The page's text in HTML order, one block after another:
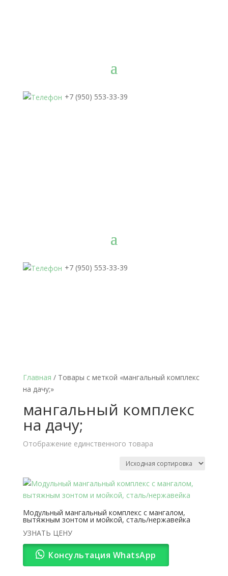
+7 (950) 553-33-39
+7 (950) 553-33-39
Главная / Товары с меткой «мангальный комплекс
на дачу;»
мангальный комплекс
на дачу;
Отображение единственного товара
Модульный мангальный комплекс с мангалом,
вытяжным зонтом и мойкой, сталь/нержавейка
УЗНАТЬ ЦЕНУ
Консультация WhatsApp